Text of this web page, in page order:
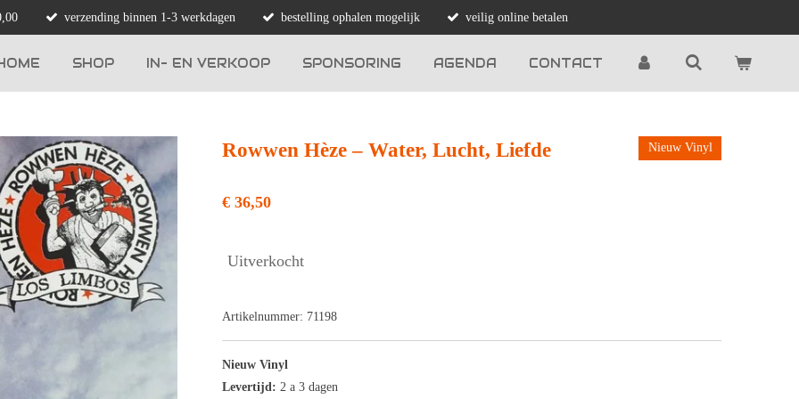
verzending binnen 1-3 werkdagen bestelling ophalen mogelijk veilig online betalen
SHOP IN- EN VERKOOP SPONSORING AGENDA CONTACT
Rowwen Hèze – Water, Lucht, Liefde Nieuw Vinyl
€ 36,50
Uitverkocht
Artikelnummer: 71198
Nieuw Vinyl
Levertijd: 2 a 3 dagen